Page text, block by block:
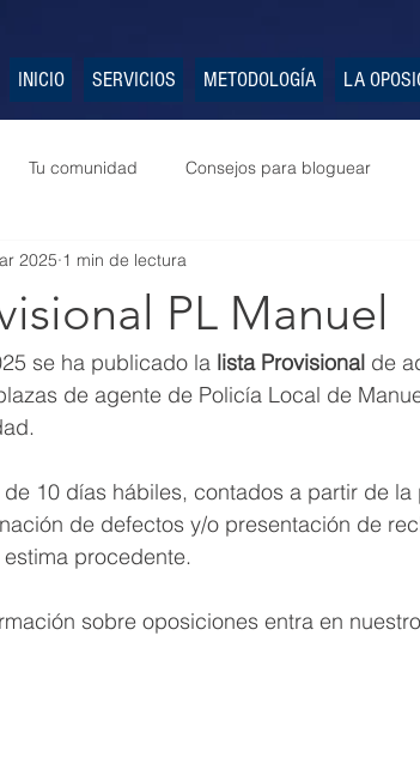
INICIO SERVICIOS METODOLOGÍA LA
Tu comunidad Consejos para bloguear
PL Manuel
2025 1 min de lectura
se ha publicado la lista Provisional de
de agente de Policía Local de
10 días hábiles, contados a partir de
de defectos y/o presentación de
procedente.
sobre oposiciones entra en nuestro